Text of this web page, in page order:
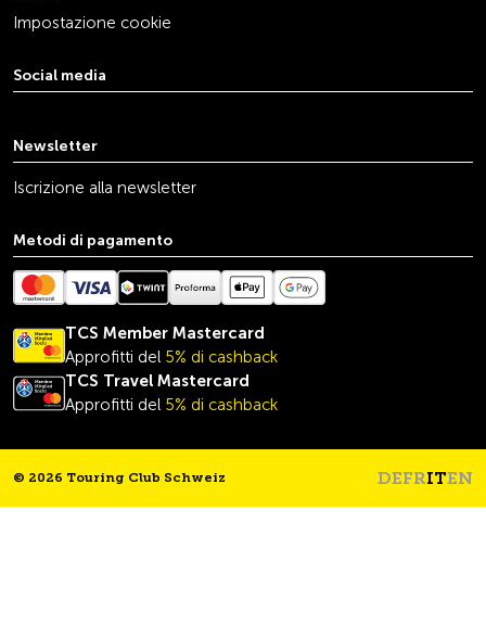
Impostazione cookie
Social media
Newsletter
Iscrizione alla newsletter
Metodi di pagamento
TCS Member Mastercard
Approfitti del 5% di cashback
TCS Travel Mastercard
Approfitti del 5% di cashback
© 2026 Touring Club Schweiz DEFRITEN